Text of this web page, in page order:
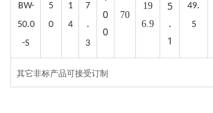
BW-
50.0
-S
5
0
1
4
7
.
3
0
0
70
19
6.9
5
.
1
49.
5
其它非标产品可接受订制